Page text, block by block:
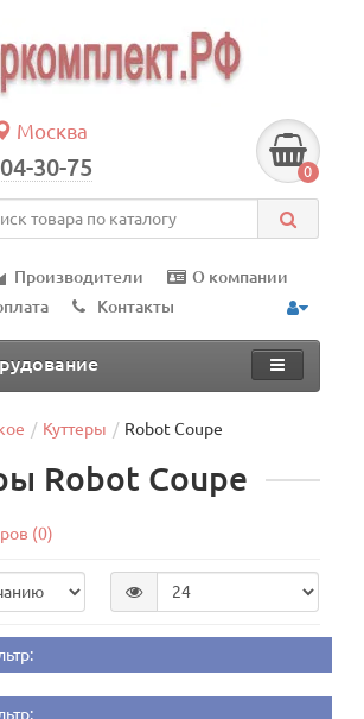
Москва
30-75 0
Производители
О компании
Контакты
Куттеры Robot Coupe
Robot Coupe
(0)